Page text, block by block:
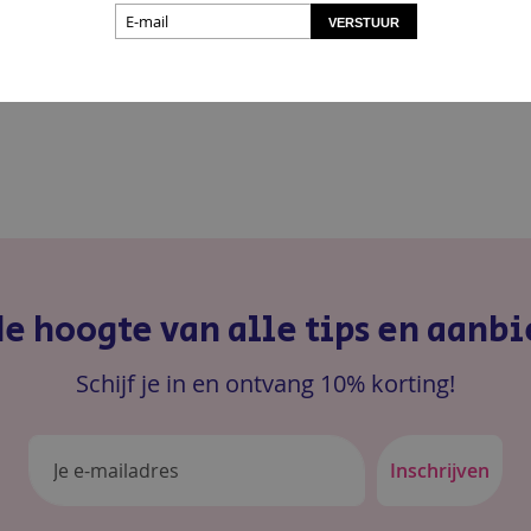
hoogte van alle tips en
Schijf je in en ontvang 10% korting!
Inschrijven
VERSTUUR